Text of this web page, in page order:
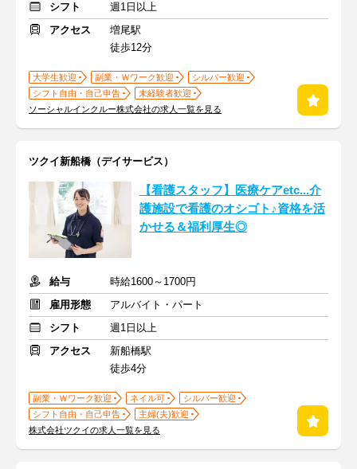
シフト
週1日以上
アクセス
増尾駅
徒歩12分
大学生歓迎 副業・Ｗワーク歓迎
シルバー歓迎
シフト自由・自己申告
未経験者歓迎
ソーシャルインクルー株式会社の求人一覧を見る
ツクイ新船橋（デイサービス）
【看護スタッフ】医療ケアetc...介
護施設で看護のオシゴト♪資格を活
かせる＆福利厚生◎
給与
時給1600～1700円
雇用形態
アルバイト・パート
シフト
週1日以上
アクセス
新船橋駅
徒歩4分
副業・Ｗワーク歓迎 ネイル可
シルバー歓迎
シフト自由・自己申告
主婦(夫)歓迎
株式会社ツクイの求人一覧を見る